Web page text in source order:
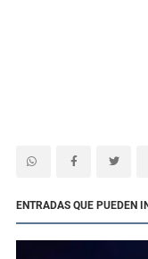
ENTRADAS QUE PUEDEN